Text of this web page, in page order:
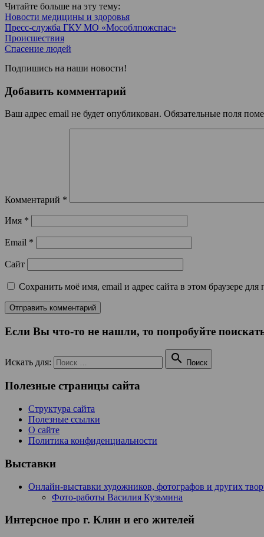
Читайте больше на эту тему:
Новости медицины и здоровья
Пресс-служба ГКУ МО «Мособлпожспас»
Происшествия
Спасение людей
Подпишись на наши новости!
Добавить комментарий
Ваш адрес email не будет опубликован. Обязательные поля
Комментарий *
Имя *
Email *
Сайт
Сохранить моё имя, email и адрес сайта в этом браузере
Если Вы что-то не нашли, то попробуйте
Искать для:  Поиск
Полезные страницы сайта
Структура сайта
Полезные ссылки
О сайте
Политика конфиденциальности
Выставки
Онлайн-выставки художников, фотографов и других
Фото-работы Василия Кузьмина
Интерсное про г. Клин и его жителей